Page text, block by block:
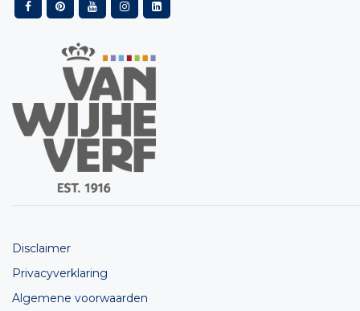
Disclaimer
Privacyverklaring
Algemene voorwaarden